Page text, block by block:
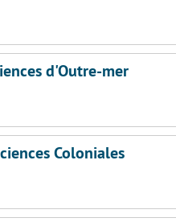
d'Outre-mer
Coloniales